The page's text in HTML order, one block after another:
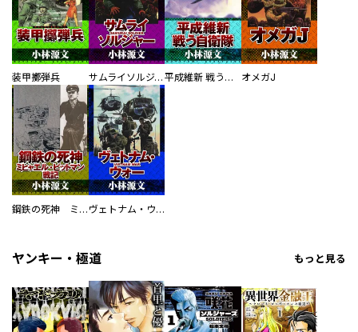
装甲擲弾兵 サムライソルジャー SAMURAI SOLDIER 平成維新 戦う自衛隊 オメガJ
鋼鉄の死神 ミヒャエル・ビットマン戦記 ヴェトナム・ウォー VIETNAM WAR
ヤンキー・極道 もっと見る